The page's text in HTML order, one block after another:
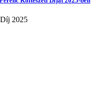
2025